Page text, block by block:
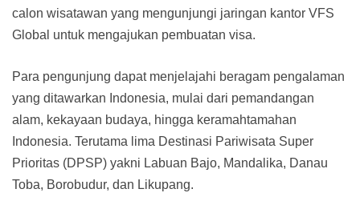
calon wisatawan yang mengunjungi jaringan kantor VFS
Global untuk mengajukan pembuatan visa.
Para pengunjung dapat menjelajahi beragam pengalaman
yang ditawarkan Indonesia, mulai dari pemandangan
alam, kekayaan budaya, hingga keramahtamahan
Indonesia. Terutama lima Destinasi Pariwisata Super
Prioritas (DPSP) yakni Labuan Bajo, Mandalika, Danau
Toba, Borobudur, dan Likupang.